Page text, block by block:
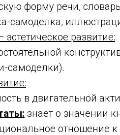
форму речи,
самоделка,
развитие:
самоделки).
в двигательной
знает о значении
отношение